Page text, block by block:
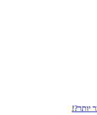
יותר?!